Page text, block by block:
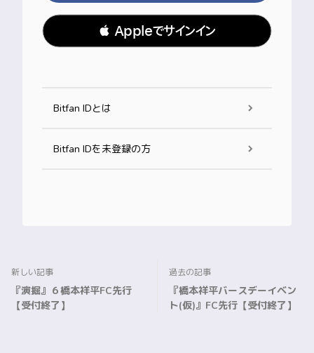
 Appleでサインイン
Bitfan IDとは
Bitfan IDを未登録の方
新しい記事
『演掘』６橋本祥平FC先行
【受付終了】
過去の記事
『橋本祥平バースデーイベン
ト(仮)』FC先行【受付終了】